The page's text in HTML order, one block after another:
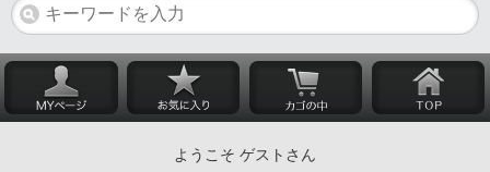
ようこそ ゲストさん